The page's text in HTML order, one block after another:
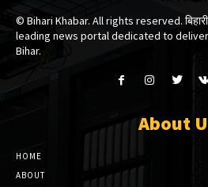
© Bihari Khabar. All rights reserved.
leading news portal dedicated to
Bihar.
About
HOME
ABOUT